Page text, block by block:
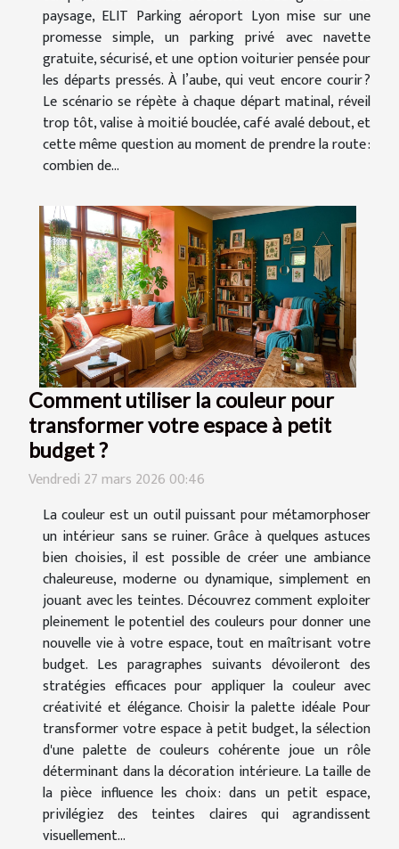
paysage, ELIT Parking aéroport Lyon mise sur une
promesse simple, un parking privé avec navette
gratuite, sécurisé, et une option voiturier pensée pour
les départs pressés. À l’aube, qui veut encore courir ?
Le scénario se répète à chaque départ matinal, réveil
trop tôt, valise à moitié bouclée, café avalé debout, et
cette même question au moment de prendre la route :
combien de...
Comment utiliser la couleur pour
transformer votre espace à petit
budget ?
Vendredi 27 mars 2026 00:46
La couleur est un outil puissant pour métamorphoser
un intérieur sans se ruiner. Grâce à quelques astuces
bien choisies, il est possible de créer une ambiance
chaleureuse, moderne ou dynamique, simplement en
jouant avec les teintes. Découvrez comment exploiter
pleinement le potentiel des couleurs pour donner une
nouvelle vie à votre espace, tout en maîtrisant votre
budget. Les paragraphes suivants dévoileront des
stratégies efficaces pour appliquer la couleur avec
créativité et élégance. Choisir la palette idéale Pour
transformer votre espace à petit budget, la sélection
d'une palette de couleurs cohérente joue un rôle
déterminant dans la décoration intérieure. La taille de
la pièce influence les choix : dans un petit espace,
privilégiez des teintes claires qui agrandissent
visuellement...